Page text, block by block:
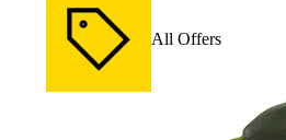
All Offers